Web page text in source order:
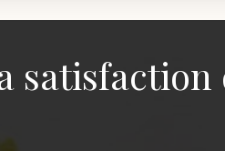
satisfaction